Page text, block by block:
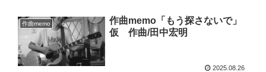
作曲memo
作曲memo「もう探さないで」
仮 作曲/田中宏明
2025.08.26